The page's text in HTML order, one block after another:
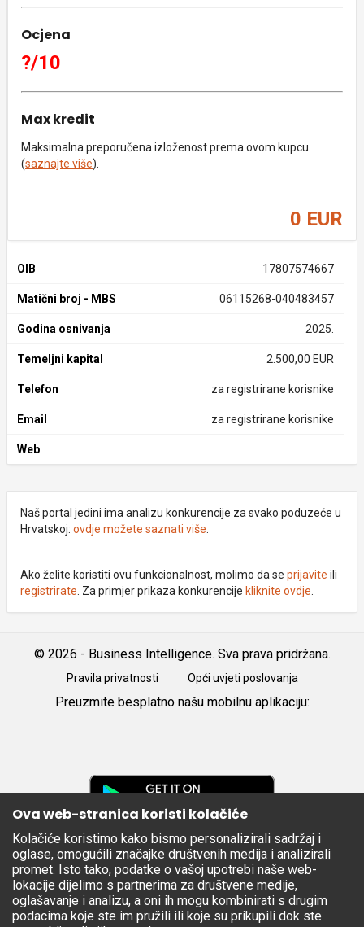
Ocjena
?/10
Max kredit
Maksimalna preporučena izloženost prema ovom kupcu
(saznajte više).
0 EUR
OIB 17807574667
Matični broj - MBS 06115268-040483457
Godina osnivanja 2025.
Temeljni kapital 2.500,00 EUR
Telefon za registrirane korisnike
Email za registrirane korisnike
Web
Naš portal jedini ima analizu konkurencije za svako poduzeće u
Hrvatskoj: ovdje možete saznati više
Ako želite koristiti ovu funkcionalnost, molimo da se prijavite ili
registrirate . Za primjer prikaza konkurencije kliknite ovdje
© 2026 - Business Intelligence. Sva prava pridržana.
Pravila privatnosti Opći uvjeti poslovanja
Preuzmite besplatno našu mobilnu aplikaciju:
Apple
Store
Ova web-stranica koristi kolačiće
Kolačiće koristimo kako bismo personalizirali sadržaj i
oglase, omogućili značajke društvenih medija i analizirali
promet. Isto tako, podatke o vašoj upotrebi naše web-
lokacije dijelimo s partnerima za društvene medije,
oglašavanje i analizu, a oni ih mogu kombinirati s drugim
podacima koje ste im pružili ili koje su prikupili dok ste